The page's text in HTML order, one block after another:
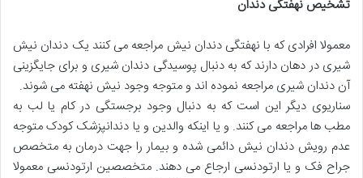
تشخیص نهفتگی دندان
معمولا افرادی که با نهفتگی دندان نیش مراجعه می کنند یک دندان نیش
شیری در دهان دارند که به دنبال پوسیدگی دندان شیری و برای جایگزینی
آن دندان شیری مراجعه نموده اند و متوجه وجود نیش نهفته می شوند.
سناریوی دیگر این است که به دنبال وجود برجستگی در کام یا لب به
مطب ها مراجعه می کنند. و یا اینکه والدین و یا دندانپزشک کودک متوجه
عدم رویش دندان نیش دائمی شده و بیمار را جهت درمان به متخصص
جراح فک و یا ارتودنسی ارجاع می دهند. متخصصین ارتودنسی معمولا